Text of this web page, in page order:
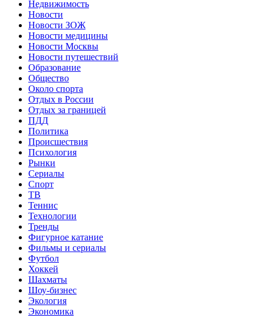
Недвижимость
Новости
Новости ЗОЖ
Новости медицины
Новости Москвы
Новости путешествий
Образование
Общество
Около спорта
Отдых в России
Отдых за границей
ПДД
Политика
Происшествия
Психология
Рынки
Сериалы
Спорт
ТВ
Теннис
Технологии
Тренды
Фигурное катание
Фильмы и сериалы
Футбол
Хоккей
Шахматы
Шоу-бизнес
Экология
Экономика